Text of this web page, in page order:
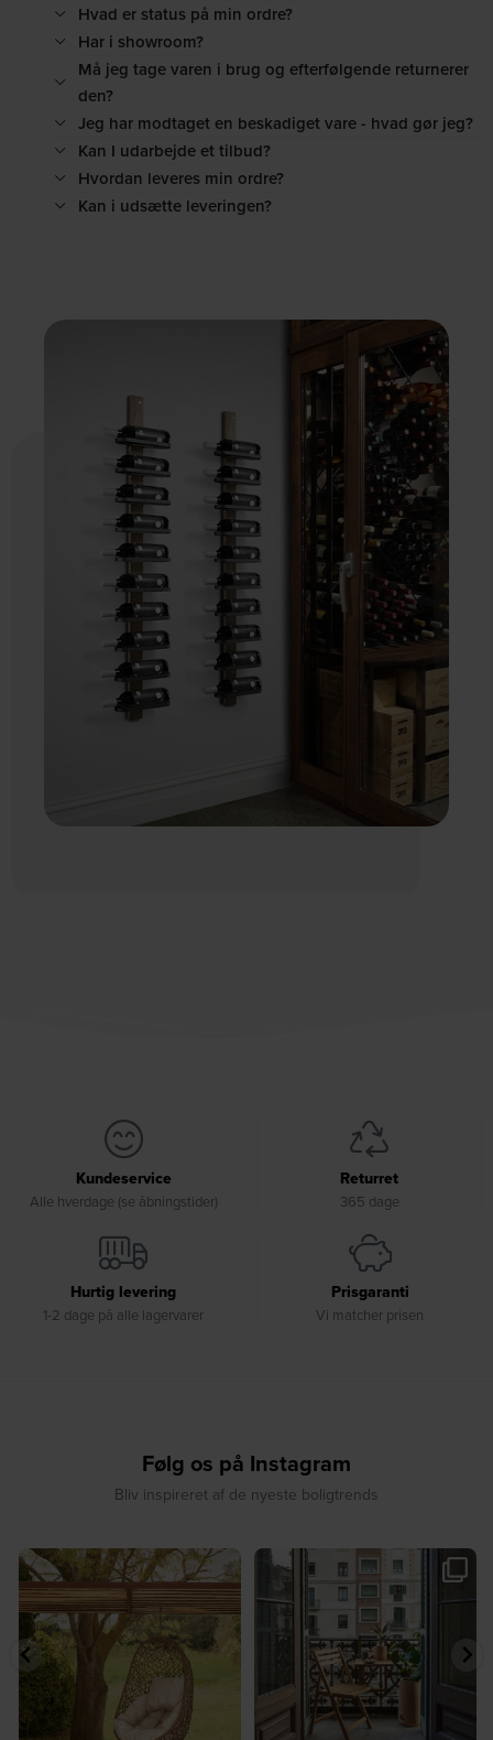
Hvad er status på min ordre?
Har i showroom?
Må jeg tage varen i brug og efterfølgende returnerer
den?
Jeg har modtaget en beskadiget vare - hvad gør jeg?
Kan I udarbejde et tilbud?
Hvordan leveres min ordre?
Kan i udsætte leveringen?
Kundeservice
Alle hverdage (se åbningstider)
Returret
365 dage
Hurtig levering
1-2 dage på alle lagervarer
Prisgaranti
Vi matcher prisen
Følg os på Instagram
Bliv inspireret af de nyeste boligtrends
☀️ Find dit yndlingssted denne
sommer⁠
8 0
🤍 Rå materialer møder tidløst design⁠
...
9 0